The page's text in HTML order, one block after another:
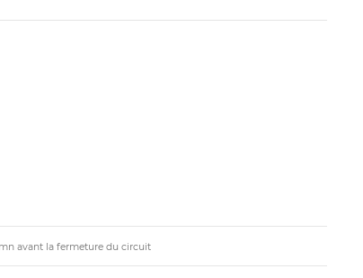
avant la fermeture du circuit